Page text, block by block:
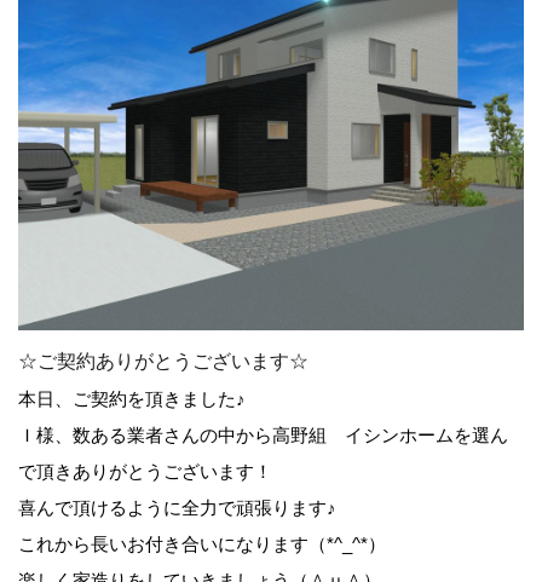
☆ご契約ありがとうございます☆
本日、ご契約を頂きました♪
Ｉ様、数ある業者さんの中から高野組 イシンホームを選ん
で頂きありがとうございます！
喜んで頂けるように全力で頑張ります♪
これから長いお付き合いになります（*^_^*）